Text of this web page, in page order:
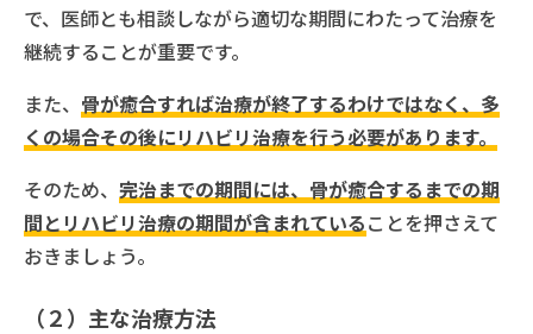
で、医師とも相談しながら適切な期間にわたって治療を
継続することが重要です。
また、 骨が癒合すれば治療が終了するわけではなく、多
くの場合その後にリハビリ治療を行う必要があります。
そのため、 完治までの期間には、骨が癒合するまでの期
間とリハビリ治療の期間が含まれていることを押さえて
おきましょう。
（２）主な治療方法